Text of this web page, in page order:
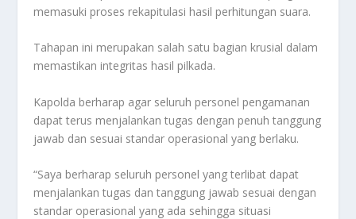
memasuki proses rekapitulasi hasil perhitungan suara.
Tahapan ini merupakan salah satu bagian krusial dalam
memastikan integritas hasil pilkada.
Kapolda berharap agar seluruh personel pengamanan
dapat terus menjalankan tugas dengan penuh tanggung
jawab dan sesuai standar operasional yang berlaku.
“Saya berharap seluruh personel yang terlibat dapat
menjalankan tugas dan tanggung jawab sesuai dengan
standar operasional yang ada sehingga situasi